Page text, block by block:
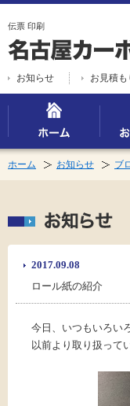
伝票 印刷
お知らせ お見積も
ホーム お知らせ ブ
2017.09.08
ロール紙の紹介
今日、いつもいろい
以前より取り扱って